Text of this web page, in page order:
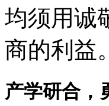
均须用诚
商的利益。
产学研合，